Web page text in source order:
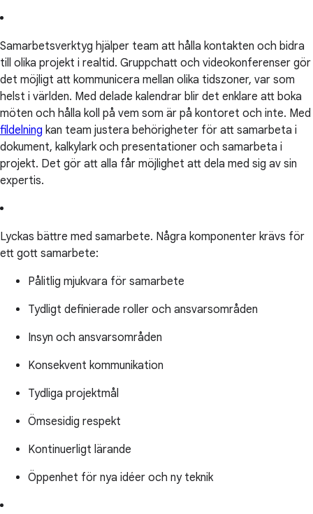
Samarbetsverktyg hjälper team att hålla kontakten och bidra
till olika projekt i realtid. Gruppchatt och videokonferenser gör
det möjligt att kommunicera mellan olika tidszoner, var som
helst i världen. Med delade kalendrar blir det enklare att boka
möten och hålla koll på vem som är på kontoret och inte. Med
fildelning kan team justera behörigheter för att samarbeta i
dokument, kalkylark och presentationer och samarbeta i
projekt. Det gör att alla får möjlighet att dela med sig av sin
expertis.
Lyckas bättre med samarbete. Några komponenter krävs för
ett gott samarbete:
Pålitlig mjukvara för samarbete
Tydligt definierade roller och ansvarsområden
Insyn och ansvarsområden
Konsekvent kommunikation
Tydliga projektmål
Ömsesidig respekt
Kontinuerligt lärande
Öppenhet för nya idéer och ny teknik